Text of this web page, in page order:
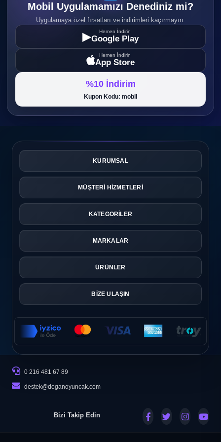
Mobil Uygulamamızı Denediniz mi?
Uygulamaya özel fırsatları ve indirimleri kaçırmayın.
▶ Hemen İndirin
Google Play
Hemen İndirin
App Store
%10 İndirim
Kupon Kodu: mobil
KURUMSAL
MÜŞTERİ HİZMETLERİ
KATEGORİLER
MARKALAR
ÜRÜNLER
BİZE ULAŞIN
0 216 481 67 89
destek@doganoyuncak.com
Bizi Takip Edin